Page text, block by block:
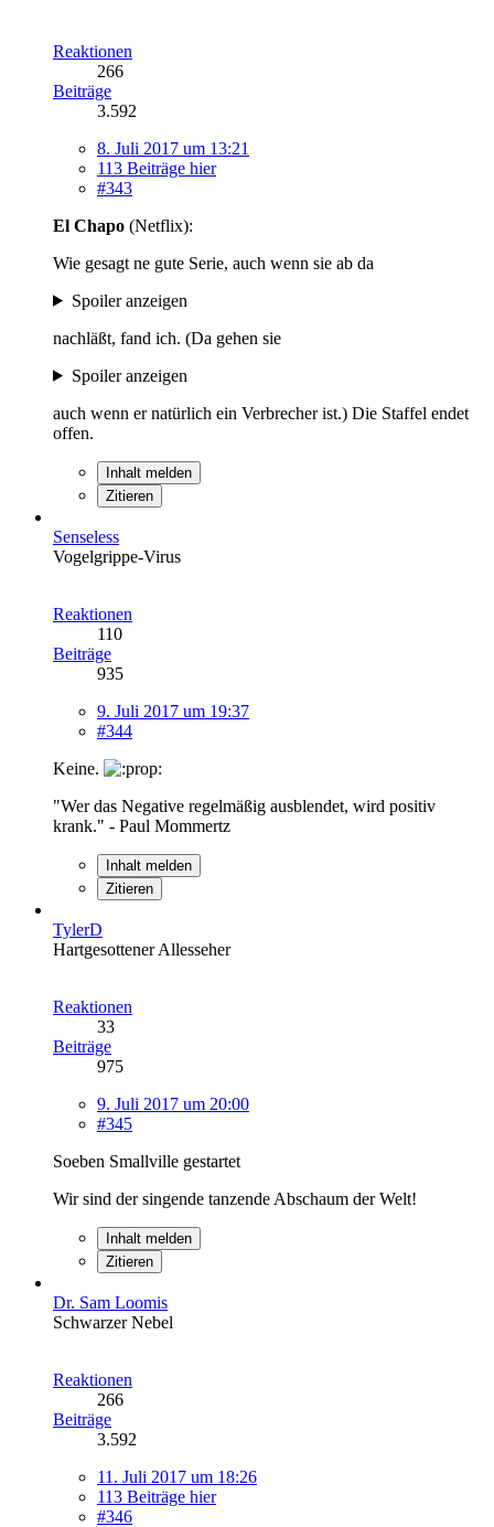
Reaktionen
266
Beiträge
3.592
8. Juli 2017 um 13:21
113 Beiträge hier
#343
El Chapo (Netflix):
Wie gesagt ne gute Serie, auch wenn sie ab da
Spoiler anzeigen
nachläßt, fand ich. (Da gehen sie
Spoiler anzeigen
auch wenn er natürlich ein Verbrecher ist.) Die Staffel endet
offen.
Inhalt melden
Zitieren
Senseless
Vogelgrippe-Virus
Reaktionen
110
Beiträge
935
9. Juli 2017 um 19:37
#344
Keine.
"Wer das Negative regelmäßig ausblendet, wird positiv
krank." - Paul Mommertz
Inhalt melden
Zitieren
TylerD
Hartgesottener Allesseher
Reaktionen
33
Beiträge
975
9. Juli 2017 um 20:00
#345
Soeben Smallville gestartet
Wir sind der singende tanzende Abschaum der Welt!
Inhalt melden
Zitieren
Dr. Sam Loomis
Schwarzer Nebel
Reaktionen
266
Beiträge
3.592
11. Juli 2017 um 18:26
113 Beiträge hier
#346